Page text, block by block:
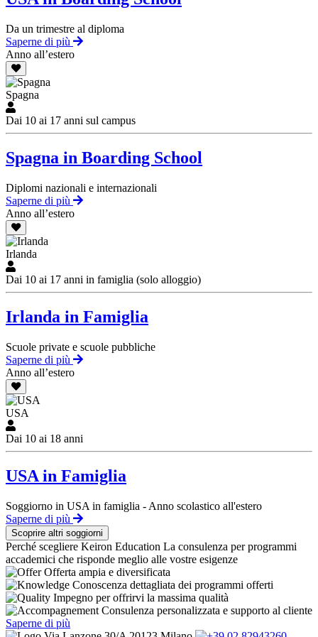
Da un trimestre al diploma
Saperne di più
Anno all’estero
Spagna
Dai 10 ai 17 anni sul campus
Spagna in Boarding School
Diplomi nazionali e internazionali
Saperne di più
Anno all’estero
Irlanda
Dai 10 ai 17 anni in famiglia (solo alloggio)
Irlanda in Famiglia
Scuole private e scuole pubbliche
Saperne di più
Anno all’estero
USA
Dai 10 ai 18 anni
USA in Famiglia
Soggiorno in USA in famiglia - Anno scolastico all'estero
Saperne di più
Scoprire altri soggiorni
Perché scegliere Keiron Education La consulenza per programmi
accademici che risponde meglio alle vostre esigenze
Offerta ampia e diversificata
Conoscenza dettagliata dei programmi offerti
Impegno per offrirvi la massima qualità
Consulenza personalizzata e supporto al cliente
Saperne di più